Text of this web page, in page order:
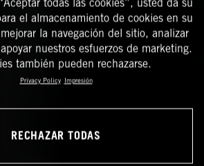
todas las cookies”, usted da su
el almacenamiento de cookies en su
la navegación del sitio, analizar
nuestros esfuerzos de marketing.
también pueden rechazarse.
Privacy Policy Impresión
RECHAZAR TODAS